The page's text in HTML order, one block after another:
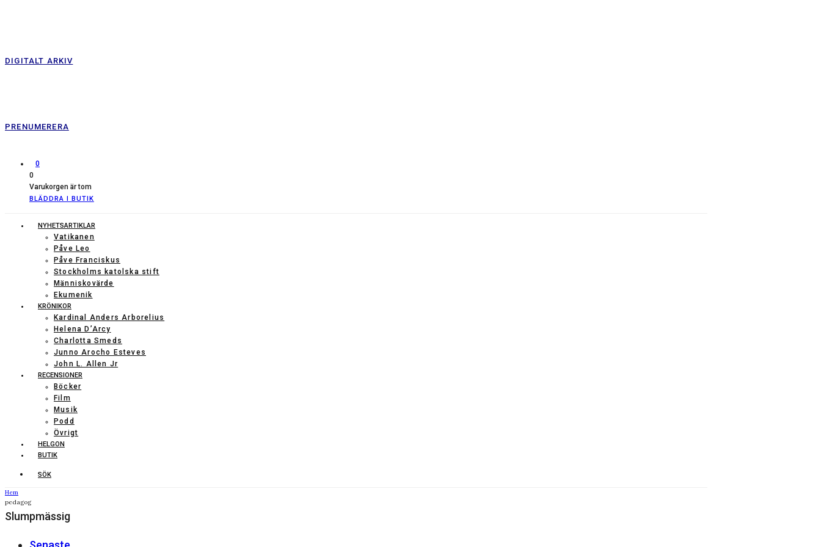
DIGITALT ARKIV
PRENUMERERA
0
0
Varukorgen är tom
BLÄDDRA I BUTIK
NYHETSARTIKLAR
Vatikanen
Påve Leo
Påve Franciskus
Stockholms katolska stift
Människovärde
Ekumenik
KRÖNIKOR
Kardinal Anders Arborelius
Helena D’Arcy
Charlotta Smeds
Junno Arocho Esteves
John L. Allen Jr
RECENSIONER
Böcker
Film
Musik
Podd
Övrigt
HELGON
BUTIK
SÖK
Hem
pedagog
Slumpmässig